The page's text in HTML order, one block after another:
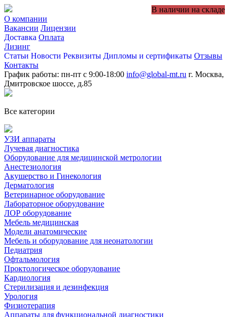
О компании
Вакансии Лицензии
Доставка Оплата
Лизинг
Статьи Новости Реквизиты Дипломы и сертификаты Отзывы
Контакты
График работы: пн-пт с 9:00-18:00 info@global-mt.ru г. Москва,
Дмитровское шоссе, д.85
Все категории
УЗИ аппараты
Лучевая диагностика
Оборудование для медицинской метрологии
Анестезиология
Акушерство и Гинекология
Дерматология
Ветеринарное оборудование
Лабораторное оборудование
ЛОР оборудование
Мебель медицинская
Модели анатомические
Мебель и оборудование для неонатологии
Педиатрия
Офтальмология
Проктологическое оборудование
Кардиология
Стерилизация и дезинфекция
Урология
Физиотерапия
Аппараты для функциональной диагностики
В наличии на складе